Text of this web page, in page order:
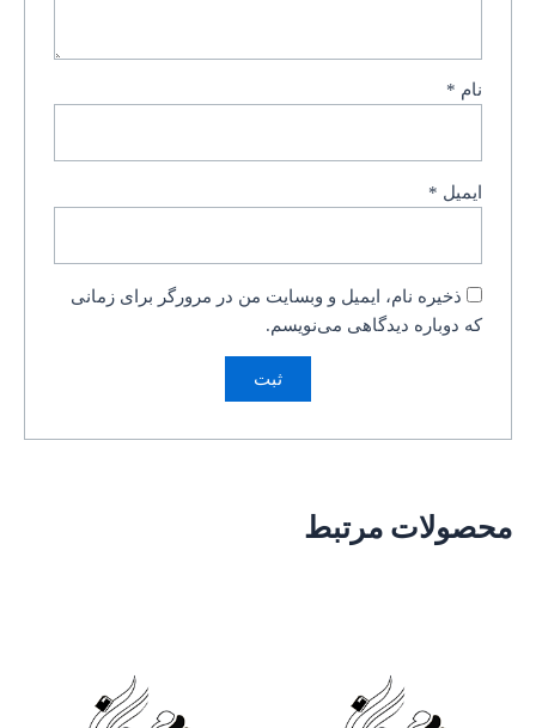
نام *
ایمیل *
ذخیره نام، ایمیل و وبسایت من در مرورگر برای زمانی
که دوباره دیدگاهی می‌نویسم.
محصولات مرتبط